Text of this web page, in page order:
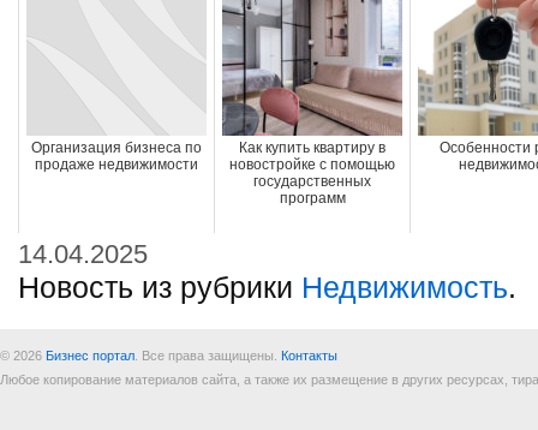
Организация бизнеса по
продаже недвижимости
Как купить квартиру в
новостройке с помощью
государственных
программ
Особенности
14.04.2025
Новость из рубрики Недвижимость.
© 2026 Бизнес портал . Все права защищены. Контакты
Любое копирование материалов сайта, а также их размещение в других ресурсах,